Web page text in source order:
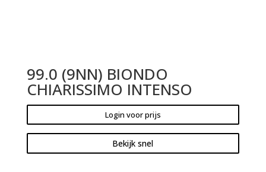
99.0 (9NN) BIONDO
CHIARISSIMO INTENSO
Login voor prijs
Bekijk snel